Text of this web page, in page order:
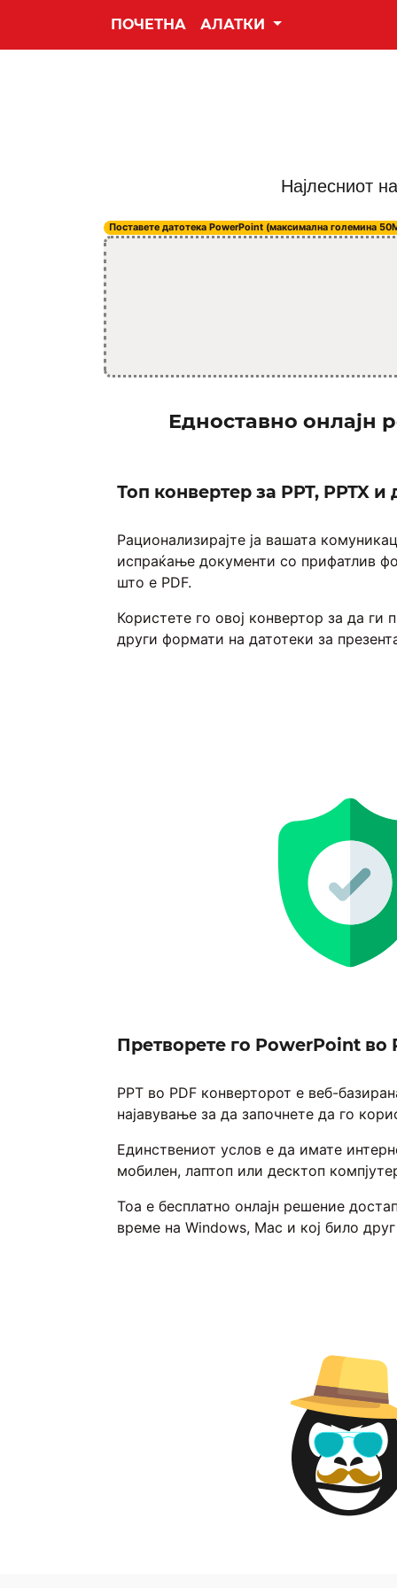
ПОЧЕТНА АЛАТКИ
Најлесниот
Поставете датотека PowerPoint (максимална големина
Едноставно онлајн
Топ конвертер за PPT, PPTX
Рационализирајте ја вашата
испраќање документи со прифатлив
што е PDF.
Користете го овој конвертор за да ги
други формати на датотеки за
Претворете го PowerPoint во
PPT во PDF конверторот е веб-
најавување за да започнете да го
Единствениот услов е да имате
мобилен, лаптоп или десктоп
Тоа е бесплатно онлајн решение
време на Windows, Mac и кој било